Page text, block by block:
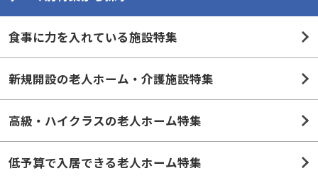
食事に力を入れている施設特集
新規開設の老人ホーム・介護施設特集
高級・ハイクラスの老人ホーム特集
低予算で入居できる老人ホーム特集